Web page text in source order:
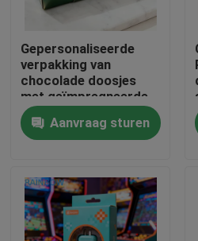
Huis
Producten
Over ons
Gepersonaliseerde
verpakking van
chocolade doosjes
met geïmpregneerde
patronen Verpakking
van
voedselkwaliteitsdoosjes
Aanvraag sturen